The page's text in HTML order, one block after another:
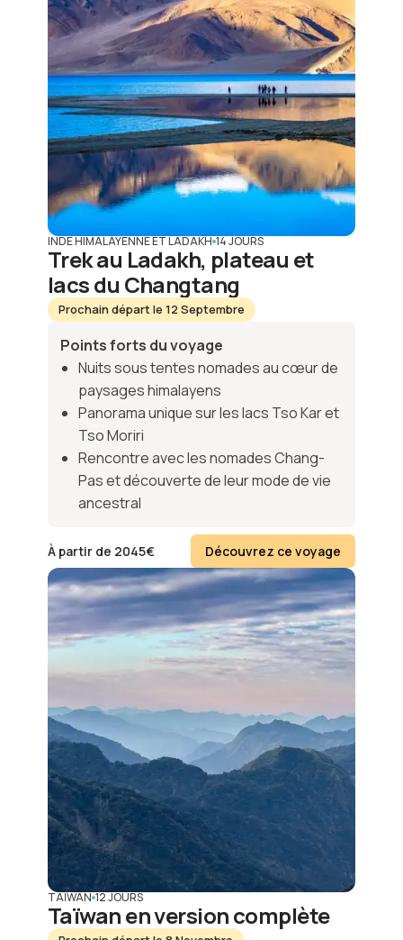
INDE HIMALAYENNE ET LADAKH 14 JOURS
Trek au Ladakh, plateau et
lacs du Changtang
Prochain départ le 12 Septembre
Points forts du voyage
Nuits sous tentes nomades au cœur de
paysages himalayens
Panorama unique sur les lacs Tso Kar et
Tso Moriri
Rencontre avec les nomades Chang-
Pas et découverte de leur mode de vie
ancestral
À partir de 2045€ Découvrez ce voyage
TAÏWAN 12 JOURS
Taïwan en version complète